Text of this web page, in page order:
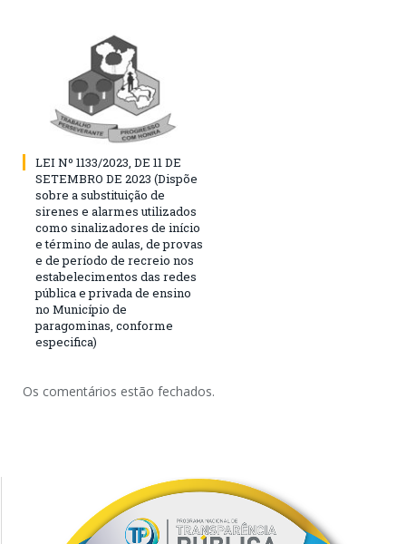
LEI Nº 1133/2023, DE 11 DE
SETEMBRO DE 2023 (Dispõe
sobre a substituição de
sirenes e alarmes utilizados
como sinalizadores de início
e término de aulas, de provas
e de período de recreio nos
estabelecimentos das redes
pública e privada de ensino
no Município de
paragominas, conforme
especifica)
Os comentários estão fechados.